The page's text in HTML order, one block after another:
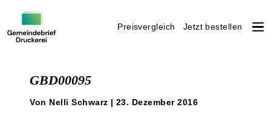
Preisvergleich Jetzt bestellen
GBD00095
Von Nelli Schwarz | 23. Dezember 2016